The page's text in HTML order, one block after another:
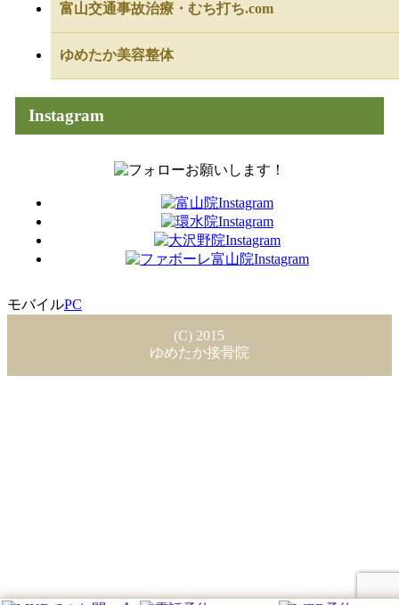
富山交通事故治療・むち打ち.com
ゆめたか美容整体
Instagram
モバイルPC
(C) 2015
ゆめたか接骨院